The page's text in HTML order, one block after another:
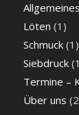
Allgemeines
Löten (1)
Schmuck(1)
Siebdruck
Termine –
Über uns